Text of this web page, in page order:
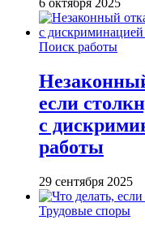
6 октября 2025
Поиск работы
если
с
работы
29 сентября 2025
Трудовые споры